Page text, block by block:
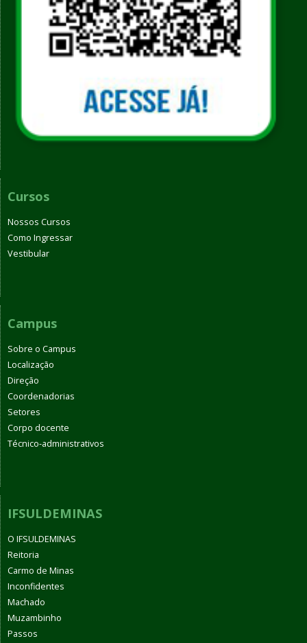
Cursos
Nossos Cursos
Como Ingressar
Vestibular
Campus
Sobre o Campus
Localização
Direção
Coordenadorias
Setores
Corpo docente
Técnico-administrativos
IFSULDEMINAS
O IFSULDEMINAS
Reitoria
Carmo de Minas
Inconfidentes
Machado
Muzambinho
Passos